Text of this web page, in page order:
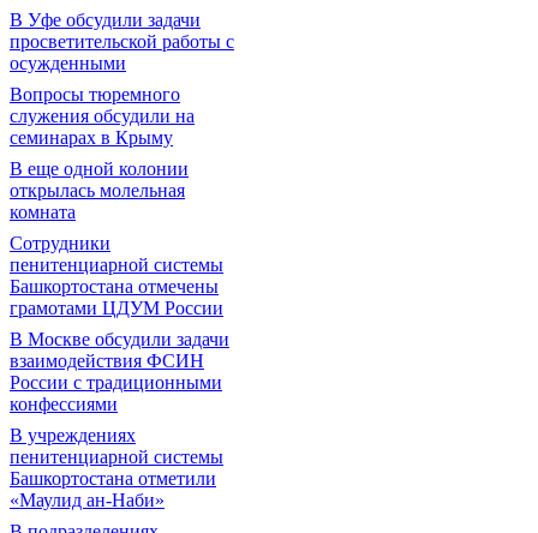
В Уфе обсудили задачи
просветительской работы с
осужденными
Вопросы тюремного
служения обсудили на
семинарах в Крыму
В еще одной колонии
открылась молельная
комната
Сотрудники
пенитенциарной системы
Башкортостана отмечены
грамотами ЦДУМ России
В Москве обсудили задачи
взаимодействия ФСИН
России с традиционными
конфессиями
В учреждениях
пенитенциарной системы
Башкортостана отметили
«Маулид ан-Наби»